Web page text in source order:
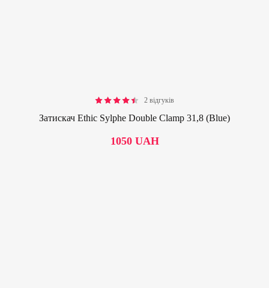
out of 5
2 відгуків
Затискач Ethic Sylphe Double Clamp 31,8 (Blue)
1050 UAH